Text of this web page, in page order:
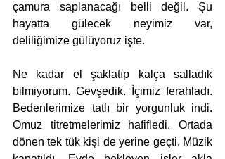
çamura saplanacağı belli değil. Şu
hayatta gülecek neyimiz var,
deliliğimize gülüyoruz işte.
Ne kadar el şaklatıp kalça salladık
bilmiyorum. Gevşedik. İçimiz ferahladı.
Bedenlerimize tatlı bir yorgunluk indi.
Omuz titretmelerimiz hafifledi. Ortada
dönen tek tük kişi de yerine geçti. Müzik